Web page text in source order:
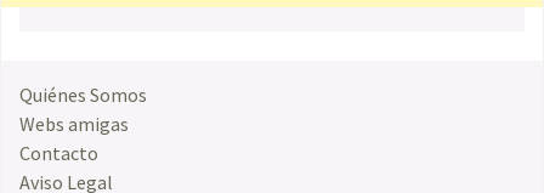
Quiénes Somos
Webs amigas
Contacto
Aviso Legal